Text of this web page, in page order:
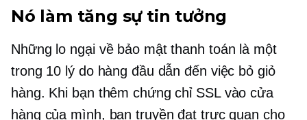
Nó làm tăng sự tin tưởng
Những lo ngại về bảo mật thanh toán là một
trong 10 lý do hàng đầu dẫn đến việc bỏ giỏ
hàng. Khi bạn thêm chứng chỉ SSL vào cửa
hàng của mình, bạn truyền đạt trực quan cho